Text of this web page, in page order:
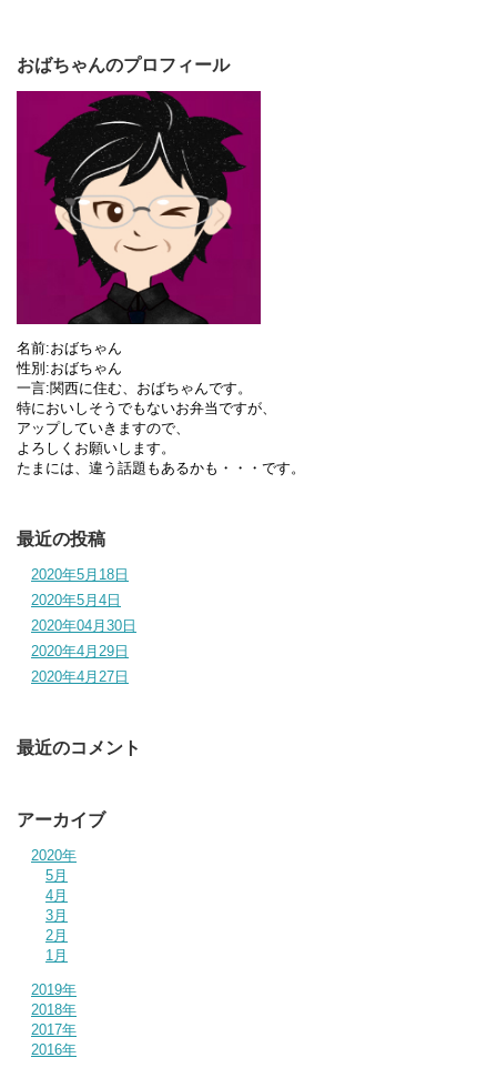
おばちゃんのプロフィール
名前:おばちゃん
性別:おばちゃん
一言:関西に住む、おばちゃんです。
特においしそうでもないお弁当ですが、
アップしていきますので、
よろしくお願いします。
たまには、違う話題もあるかも・・・です。
最近の投稿
2020年5月18日
2020年5月4日
2020年04月30日
2020年4月29日
2020年4月27日
最近のコメント
アーカイブ
2020年
5月
4月
3月
2月
1月
2019年
2018年
2017年
2016年